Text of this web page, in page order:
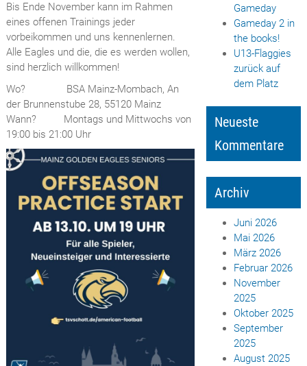
Bis Ende November kann im Rahmen
eines offenen Trainings jeder
vorbeikommen und uns kennenlernen.
Alle Eagles und die, die es werden wollen,
sind herzlich willkommen!
Wo? BSA Mainz-Mombach, An
der Brunnenstube 28, 55120 Mainz
Wann? Montags und Mittwochs von
19:00 bis 21:00 Uhr
Gameday
Gameday 2 in
the books!
U13-Flaggies
zurück auf
dem Platz
Neueste
Kommentare
Archiv
Juni 2026
Mai 2026
März 2026
Februar 2026
November
2025
Oktober 2025
September
2025
August 2025